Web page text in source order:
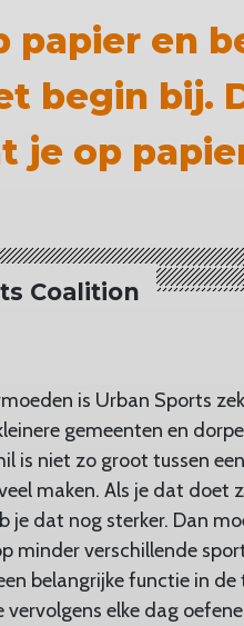
papier en
begin bij.
je op
Coalition
is Urban Sports
gemeenten en
is niet zo groot tussen
maken. Als je dat doet
je dat nog sterker. Dan
minder verschillende
belangrijke functie in
elke dag